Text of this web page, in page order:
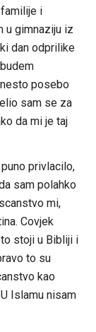
i
u gimnaziju iz
dan odprilike
posebo
sam se za
da mi je taj
privlacilo,
sam polahko
mi,
Covjek
stoji u Bibliji i
to su
kao
Islamu nisam